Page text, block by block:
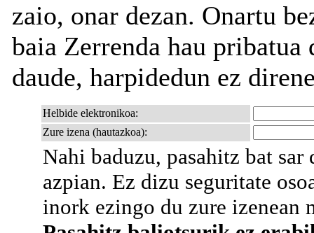
zaio, onar dezan. Onartu
baia Zerrenda hau pribatua
daude, harpidedun ez
Helbide elektronikoa:
Zure izena (hautazkoa):
Nahi baduzu, pasahitz bat sar
azpian. Ez dizu seguritate
inork ezingo du zure izenean